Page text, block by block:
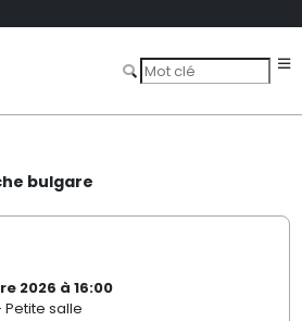
bulgare
2026 à 16:00
salle